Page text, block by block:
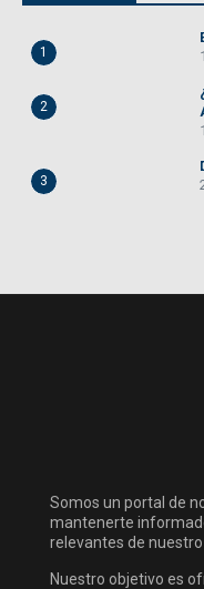
1
2
3
Somos un portal de
mantenerte
relevantes de
Nuestro objetivo es